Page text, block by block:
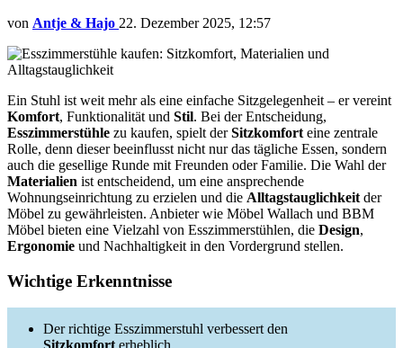
von Antje & Hajo 22. Dezember 2025, 12:57
Ein Stuhl ist weit mehr als eine einfache Sitzgelegenheit – er vereint
Komfort, Funktionalität und Stil. Bei der Entscheidung,
Esszimmerstühle zu kaufen, spielt derSitzkomfort eine zentrale
Rolle, denn dieser beeinflusst nicht nur das tägliche Essen, sondern
auch die gesellige Runde mit Freunden oder Familie. Die Wahl der
Materialien ist entscheidend, um eine ansprechende
Wohnungseinrichtung zu erzielen und die Alltagstauglichkeit der
Möbel zu gewährleisten. Anbieter wie Möbel Wallach und BBM
Möbel bieten eine Vielzahl von Esszimmerstühlen, die Design,
Ergonomie und Nachhaltigkeit in den Vordergrund stellen.
Wichtige Erkenntnisse
Der richtige Esszimmerstuhl verbessert den